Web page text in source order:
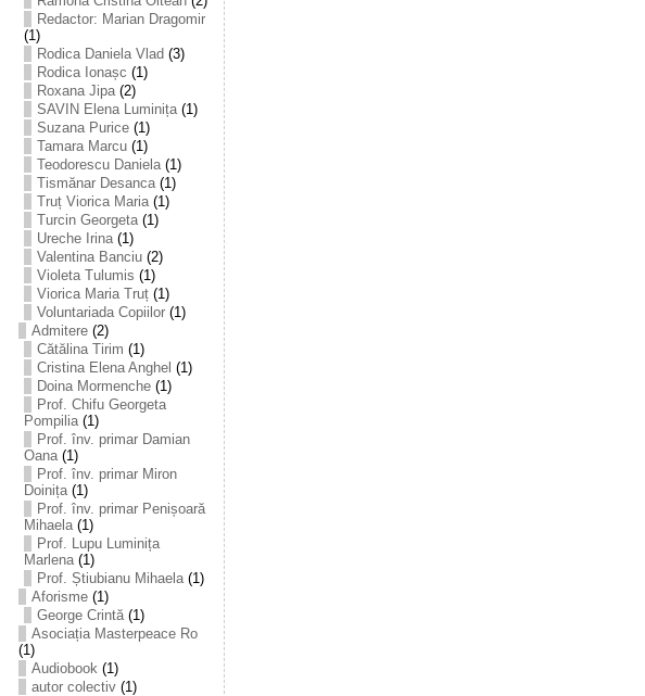
Redactor: Marian Dragomir
(1)
Rodica Daniela Vlad (3)
Rodica Ionașc (1)
Roxana Jipa(2)
SAVIN Elena Luminița(1)
Suzana Purice(1)
Tamara Marcu(1)
Teodorescu Daniela(1)
Tismănar Desanca(1)
Truț Viorica Maria(1)
Turcin Georgeta(1)
Ureche Irina(1)
Valentina Banciu(2)
Violeta Tulumis (1)
Viorica Maria Truț(1)
Voluntariada Copiilor(1)
Admitere(2)
Cătălina Tirim (1)
Cristina Elena Anghel (1)
Doina Mormenche(1)
Prof. Chifu Georgeta
Pompilia(1)
Prof. înv. primar Damian
Oana(1)
Prof. înv. primar Miron
Doinița(1)
Prof. înv. primar Penișoară
Mihaela(1)
Prof. Lupu Luminița
Marlena(1)
Prof. Știubianu Mihaela(1)
Aforisme(1)
George Crintă(1)
Asociația Masterpeace Ro
(1)
Audiobook(1)
autor colectiv(1)